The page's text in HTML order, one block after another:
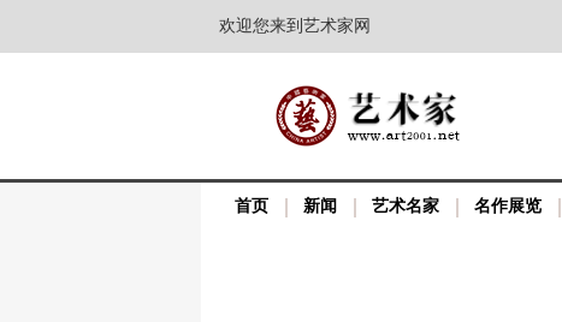
欢迎您来到艺术家网
首页 新闻 艺术名家 名作展览